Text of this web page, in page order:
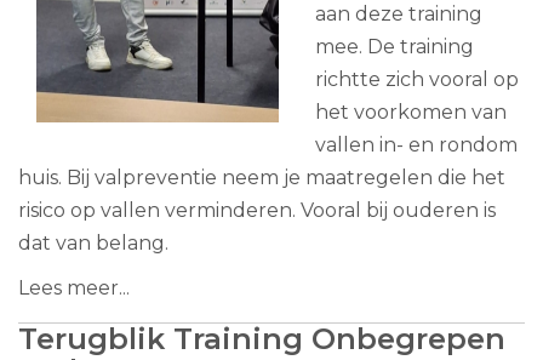
aan deze training
mee. De training
richtte zich vooral op
het voorkomen van
vallen in- en rondom
huis. Bij valpreventie neem je maatregelen die het
risico op vallen verminderen. Vooral bij ouderen is
dat van belang.
Lees meer...
Terugblik Training Onbegrepen